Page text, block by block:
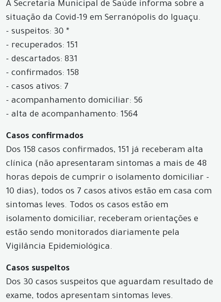
A Secretaria Municipal de Saúde informa sobre a
situação da Covid-19 em Serranópolis do Iguaçu.
- suspeitos: 30 *
- recuperados: 151
- descartados: 831
- confirmados: 158
- casos ativos: 7
- acompanhamento domiciliar: 56
- alta de acompanhamento: 1564
Casos confirmados
Dos 158 casos confirmados, 151 já receberam alta
clínica (não apresentaram sintomas a mais de 48
horas depois de cumprir o isolamento domiciliar -
10 dias), todos os 7 casos ativos estão em casa com
sintomas leves. Todos os casos estão em
isolamento domiciliar, receberam orientações e
estão sendo monitorados diariamente pela
Vigilância Epidemiológica.
Casos suspeitos
Dos 30 casos suspeitos que aguardam resultado de
exame, todos apresentam sintomas leves.